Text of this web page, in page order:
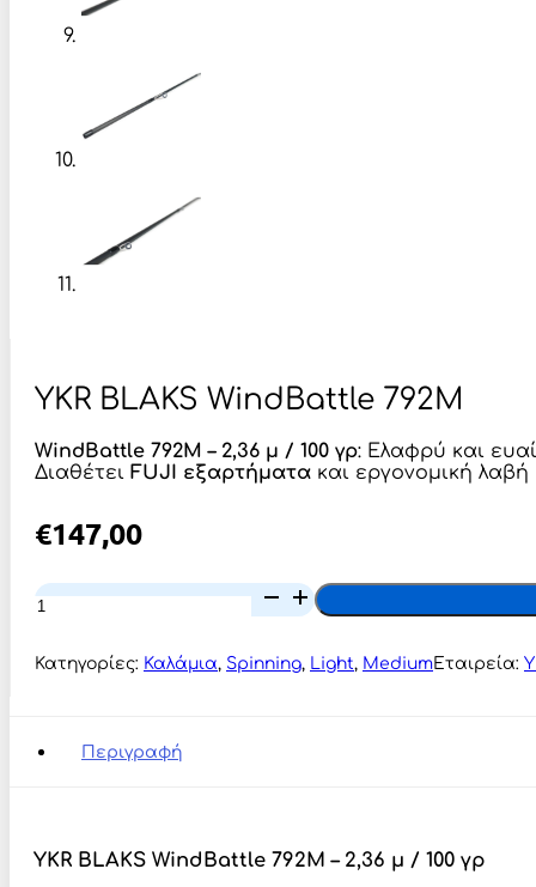
YKR BLAKS WindBattle 792M
WindBattle 792M – 2,36 μ / 100 γρ: Ελαφρύ και
Διαθέτει FUJI εξαρτήματα και εργονομική
€147,00
YKR
BLAKS
792M
ποσότητα
Κατηγορίες: Καλάμια, Spinning, Light, MediumΕταιρεία:
Περιγραφή
YKR BLAKS WindBattle 792M – 2,36 μ / 100 γρ